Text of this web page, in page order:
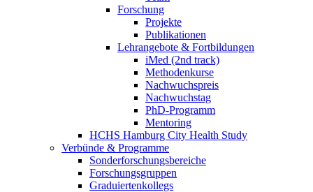
Forschung
Projekte
Publikationen
Lehrangebote & Fortbildungen
iMed (2nd track)
Methodenkurse
Nachwuchspreis
Nachwuchstag
PhD-Programm
Mentoring
HCHS Hamburg City Health Study
Verbünde & Programme
Sonderforschungsbereiche
Forschungsgruppen
Graduiertenkollegs